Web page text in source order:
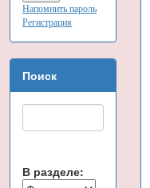
Напомнить пароль
Регистрация
Поиск
В разделе: